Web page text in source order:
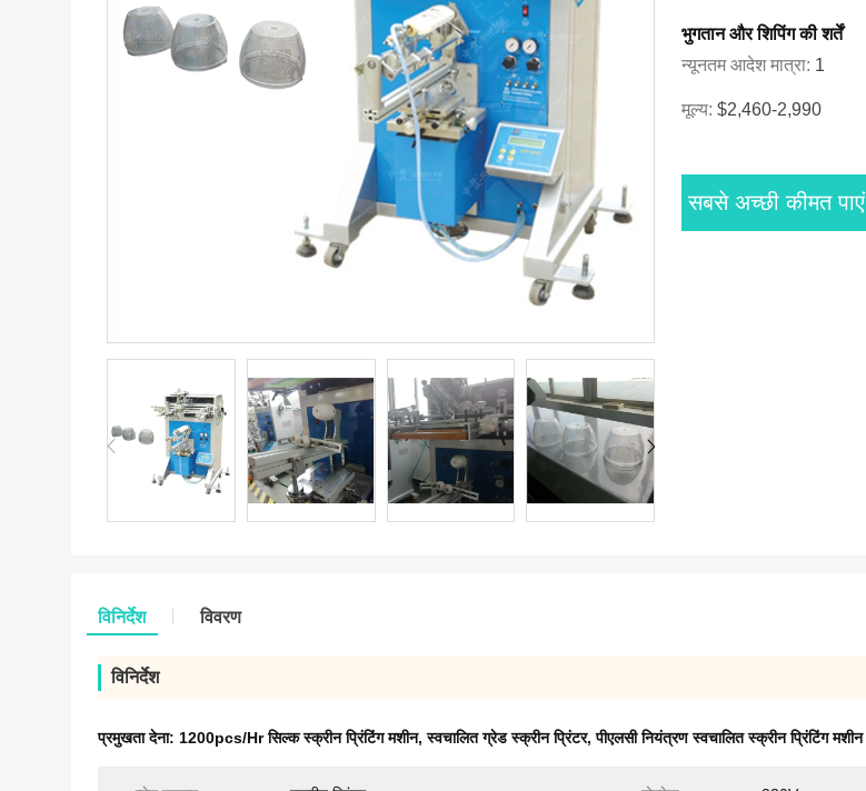
भुगतान और शिपिंग की शर्तें
न्यूनतम आदेश मात्रा: 1
मूल्य: $2,460-2,990
सबसे अच्छी कीमत पाएं
विनिर्देश विवरण
विनिर्देश
प्रमुखता देना: 1200pcs/Hr सिल्क स्क्रीन प्रिंटिंग मशीन,स्वचालित ग्रेड स्क्रीन प्रिंटर,पीएलसी नियंत्रण स्वचालित स्क्रीन प्रिंटिंग मशीन